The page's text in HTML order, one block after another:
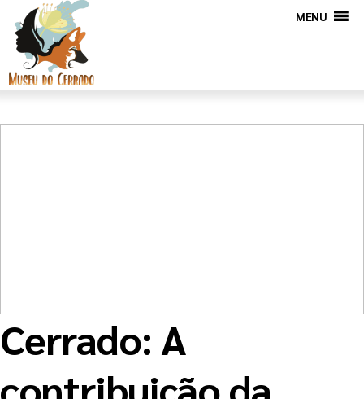
MENU
Cerrado: A
contribuição da